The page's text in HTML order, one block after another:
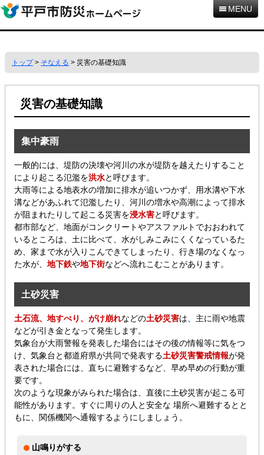
本
文
へ
動
MENU
トップ> そなえる > 災害の基礎知識
災害の基礎知識
集中豪雨
一般的には、堤防の決壊や河川の水が堤防を越えたりすること
により起こる氾濫を洪水と呼びます。
大雨等による地表水の増加に排水が追いつかず、用水溝や下水
溝などがあふれて氾濫したり、河川の増水や高潮によって排水
が阻まれたりして起こる災害を浸水害と呼びます。
都市部など、地面がコンクリートやアスファルトでおおわれて
いるところは、土に比べて、水がしみこみにくくなっているた
め、家まで水が入りこんできてしまったり、行き場のなくなっ
た水が、 地下鉄や地下街などへ流れこむことがあります。
土砂災害
土石流、地すべり、がけ崩れなどの土砂災害は、主に雨や地震
などが引き金となって発生します。
気象台が大雨警報を発表した場合にはその後の情報等に気をつ
け、気象台と都道府県が共同で発表する土砂災害警戒情報が発
表された場合には、直ちに避難するなど、早め早めの行動が重
要です。
次のような現象がみられた場合は、直後に土砂災害が起こる可
能性があります。すぐに周りの人と安全な 場所へ避難するとと
もに、関係機関へ通報するようにしましょう。
山鳴りがする